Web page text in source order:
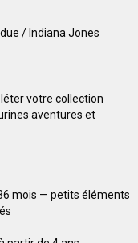
/ Indiana Jones
votre collection
aventures et
mois — petits éléments